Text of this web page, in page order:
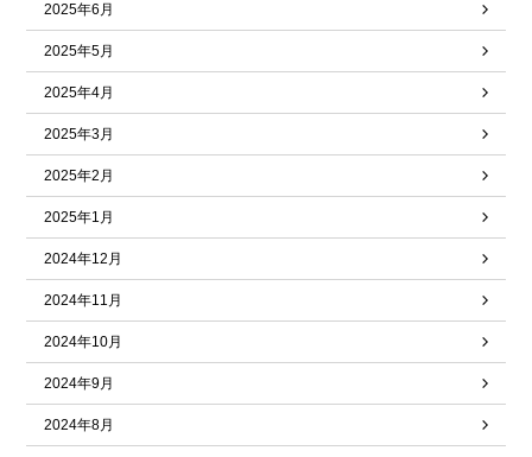
2025年6月
2025年5月
2025年4月
2025年3月
2025年2月
2025年1月
2024年12月
2024年11月
2024年10月
2024年9月
2024年8月